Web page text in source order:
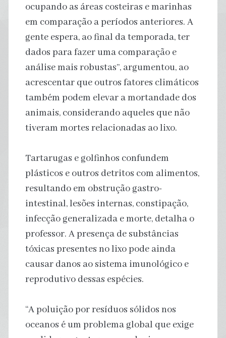
ocupando as áreas costeiras e marinhas
em comparação a períodos anteriores. A
gente espera, ao final da temporada, ter
dados para fazer uma comparação e
análise mais robustas”, argumentou, ao
acrescentar que outros fatores climáticos
também podem elevar a mortandade dos
animais, considerando aqueles que não
tiveram mortes relacionadas ao lixo.
Tartarugas e golfinhos confundem
plásticos e outros detritos com alimentos,
resultando em obstrução gastro-
intestinal, lesões internas, constipação,
infecção generalizada e morte, detalha o
professor. A presença de substâncias
tóxicas presentes no lixo pode ainda
causar danos ao sistema imunológico e
reprodutivo dessas espécies.
“A poluição por resíduos sólidos nos
oceanos é um problema global que exige